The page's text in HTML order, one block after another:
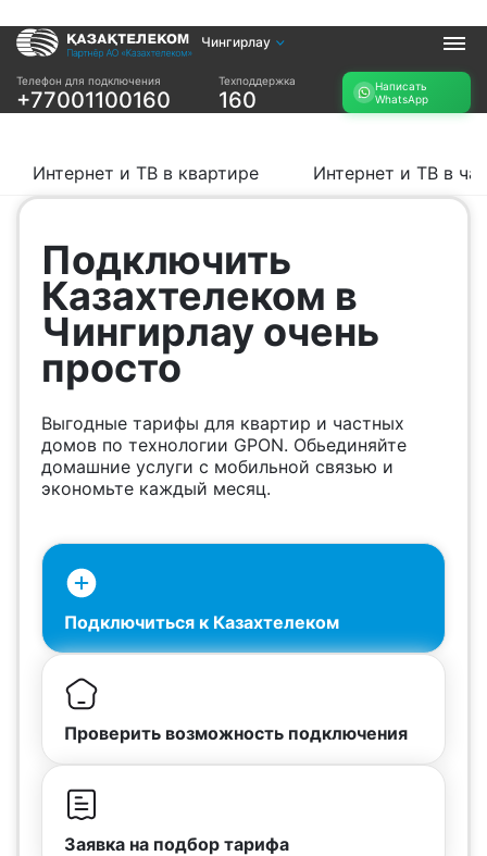
Чингирлау
Телефон для подключения
+77001100160
Техподдержка
160
Написать
WhatsApp
Услуги
Интернет и ТВ в
частном доме
Интернет в офис
Проверить
возможность
подключения
Проверить
возможность
подключения по
названию ЖК
Новости
Акции
Заявка на
подбор тарифа
Подключиться к
Интернет и ТВ в квартире Интернет и ТВ в
Подключить
Казахтелеком в
Чингирлау очень
просто
Выгодные тарифы для квартир и частных
домов по технологии GPON. Обьединяйте
домашние услуги с мобильной связью и
экономьте каждый месяц.
Подключиться к Казахтелеком
Проверить возможность подключения
Заявка на подбор тарифа